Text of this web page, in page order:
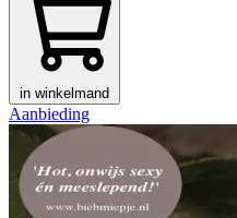
in winkelmand
Aanbieding